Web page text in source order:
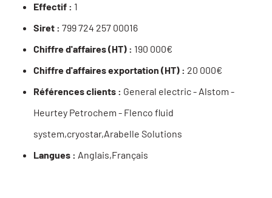
Effectif : 1
Siret : 799 724 257 00016
Chiffre d'affaires (HT) : 190 000€
Chiffre d'affaires exportation (HT) : 20 000€
Références clients : General electric - Alstom -
Heurtey Petrochem - Flenco fluid
system,cryostar,Arabelle Solutions
Langues : Anglais,Français